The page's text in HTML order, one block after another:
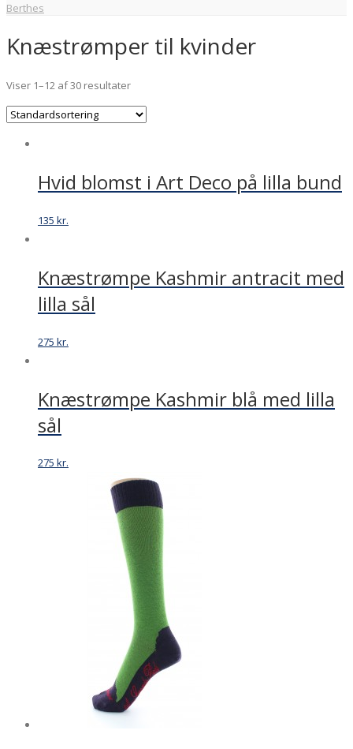
Berthes
Knæstrømper til kvinder
Viser 1–12 af 30 resultater
Hvid blomst i Art Deco på lilla bund
135 kr.
Knæstrømpe Kashmir antracit med
lilla sål
275 kr.
Knæstrømpe Kashmir blå med lilla
sål
275 kr.